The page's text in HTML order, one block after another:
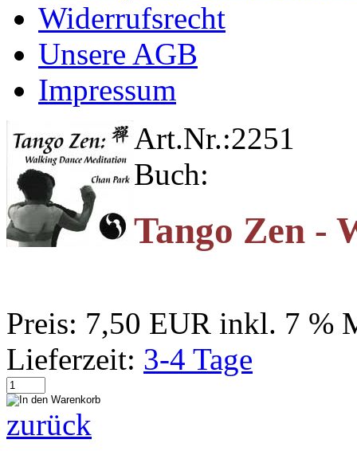
Widerrufsrecht
Unsere AGB
Impressum
Art.Nr.:2251
Buch:
Tango Zen -
Preis: 7,50 EUR inkl. 7 %
Lieferzeit: 3-4 Tage
zurück